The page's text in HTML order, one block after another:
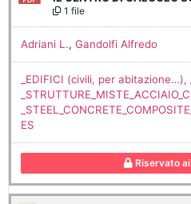
1 file
Adriani L., Gandolfi Alfredo
_EDIFICI (civili, per abitazione…),
ES
Riservato ai